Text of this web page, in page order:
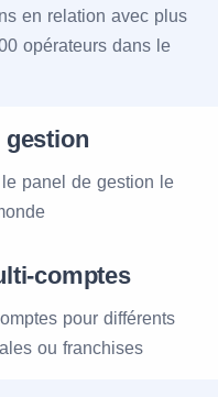
en relation avec plus
opérateurs dans le
gestion
panel de gestion le
comptes
pour différents
ou franchises